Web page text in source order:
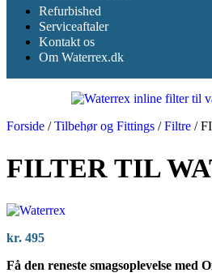
Refurbished
Serviceaftaler
Kontakt os
Om Waterrex.dk
Forside / Tilbehør og Fittings / Filtre /
FILTER TIL
kr. 495
Få den reneste smagsoplevelse med